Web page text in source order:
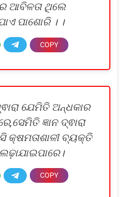
ଆବିଳତା ଥିଲେ
ପାଶୋରି । ।
ଯେମିତି ଅନ୍ଧକାର
ଜ୍ଞାନ ଦ୍ଵାରା
କ୍ଷମତାଶାଳୀ ବ୍ୟକ୍ତି